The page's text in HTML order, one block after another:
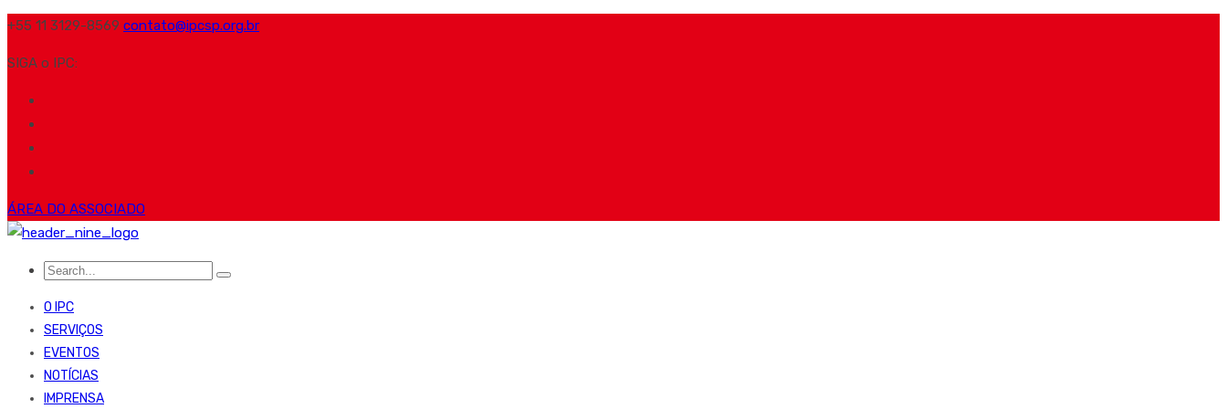
+55 11 3129-8569 contato@ipcsp.org.br
SIGA o IPC:
ÁREA DO ASSOCIADO
O IPC
SERVIÇOS
EVENTOS
NOTÍCIAS
IMPRENSA